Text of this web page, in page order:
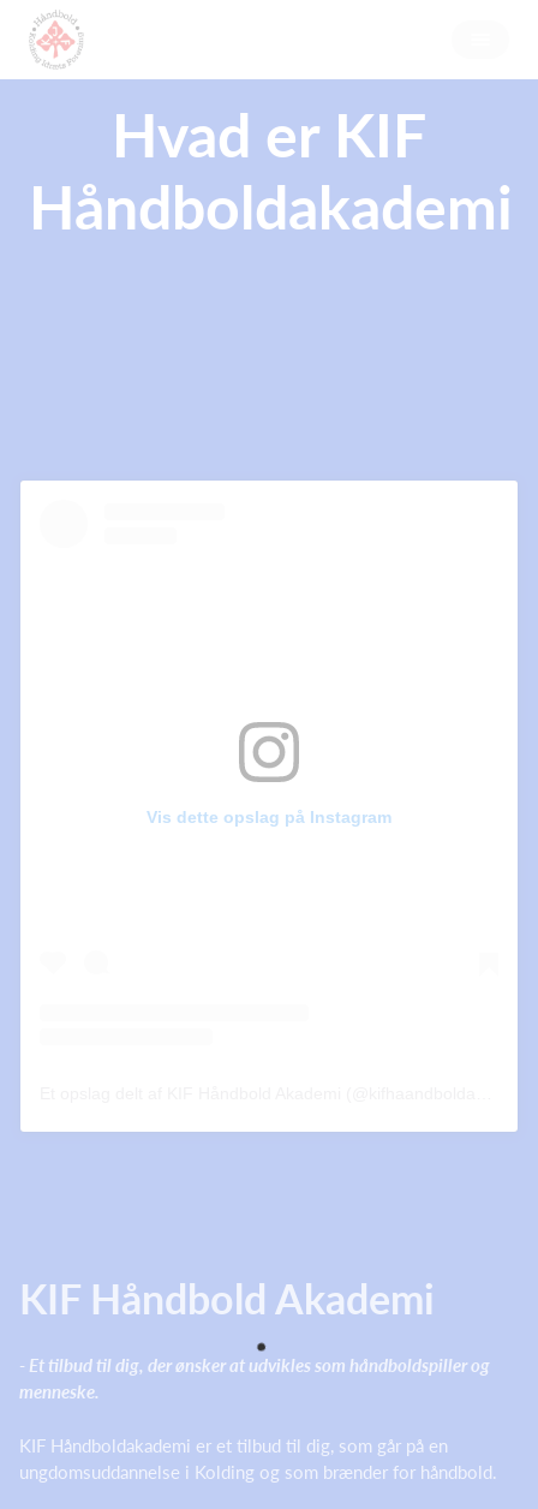
Hvad er KIF
Håndboldakademi
Vis dette opslag på Instagram
KIF Håndbold Akademi
- Et tilbud til dig, der ønsker at udvikles som håndboldspiller og
menneske.
KIF Håndboldakademi er et tilbud til dig, som går på en
ungdomsuddannelse i Kolding og som brænder for håndbold.